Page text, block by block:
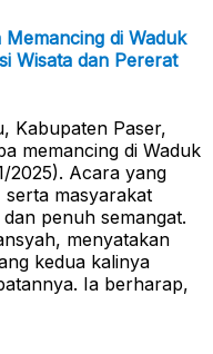
di Waduk
Wisata dan Pererat
Kabupaten Paser,
memancing di Waduk
2025). Acara yang
serta masyarakat
penuh semangat.
menyatakan
kedua kalinya
Ia berharap,